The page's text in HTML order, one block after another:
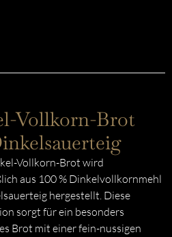
Vollkorn-Brot
Vollkorn-Brot wird
aus 100 % Dinkelvollkornmehl
hergestellt. Diese
sorgt für ein besonders
Brot mit einer fein-nussigen